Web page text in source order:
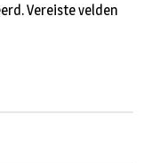
Vereiste velden